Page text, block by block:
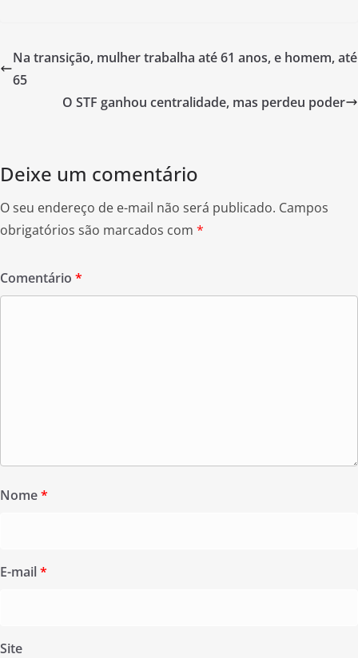
e er e
Na transição, mulher trabalha até 61 anos, e homem, até
65
O STF ganhou centralidade, mas perdeu poder
Deixe um comentário
O seu endereço de e-mail não será publicado. Campos
obrigatórios são marcados com *
Comentário *
Nome*
E-mail*
Site